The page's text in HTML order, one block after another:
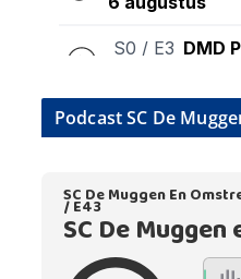
Podcast SC De